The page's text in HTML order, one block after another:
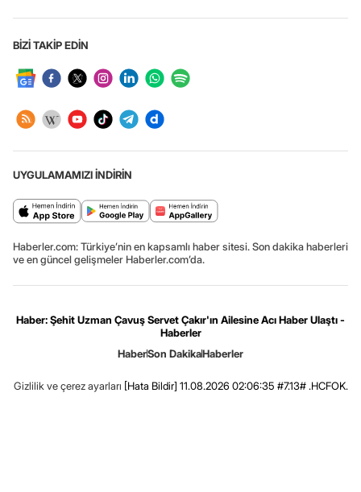
BİZİ TAKİP EDİN
UYGULAMAMIZI İNDİRİN
Haberler.com: Türkiye’nin en kapsamlı haber sitesi. Son dakika haberleri
ve en güncel gelişmeler Haberler.com’da.
Haber: Şehit Uzman Çavuş Servet Çakır'ın Ailesine Acı Haber Ulaştı -
Haberler
HaberSon DakikaHaberler
Gizlilik ve çerez ayarları [Hata Bildir] 11.08.2026 02:06:35 #7.13# .HCFOK.